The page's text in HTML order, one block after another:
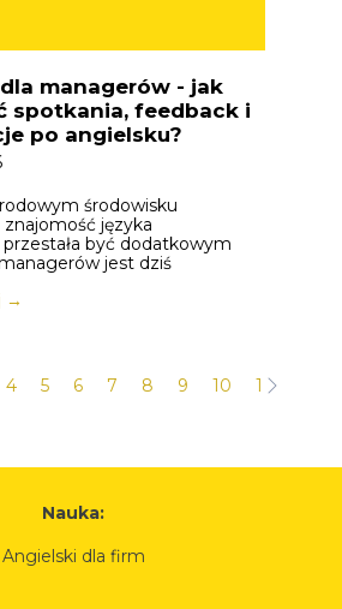
managerów - jak
spotkania, feedback i
po angielsku?
środowisku
języka
być dodatkowym
jest dziś
→
4 5 6 7 8 9 10 11
Nauka:
Angielski dla firm